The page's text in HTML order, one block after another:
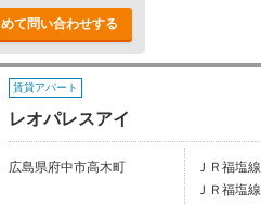
めて問い合わせする
賃貸アパート
レオパレスアイ
広島県府中市高木町
ＪＲ福塩
ＪＲ福塩